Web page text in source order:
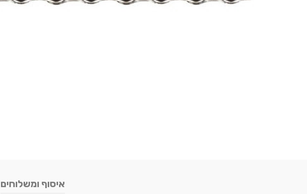
איסוף ומשלוחים